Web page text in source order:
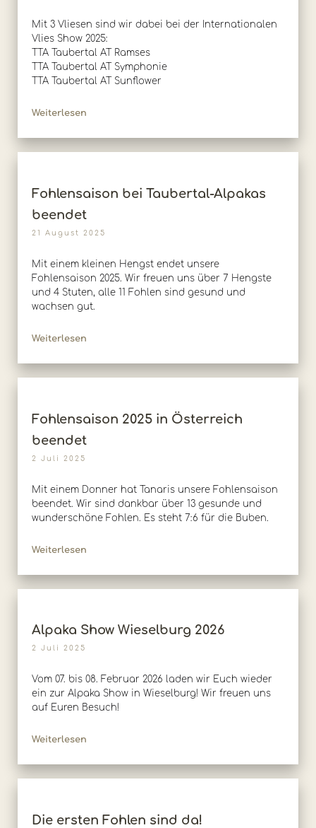
Mit 3 Vliesen sind wir dabei bei der Internationalen
Vlies Show 2025:
TTA Taubertal AT Ramses
TTA Taubertal AT Symphonie
TTA Taubertal AT Sunflower
Weiterlesen
Fohlensaison bei Taubertal-Alpakas
beendet
21 August 2025
Mit einem kleinen Hengst endet unsere
Fohlensaison 2025. Wir freuen uns über 7 Hengste
und 4 Stuten, alle 11 Fohlen sind gesund und
wachsen gut.
Weiterlesen
Fohlensaison 2025 in Österreich
beendet
2 Juli 2025
Mit einem Donner hat Tanaris unsere Fohlensaison
beendet. Wir sind dankbar über 13 gesunde und
wunderschöne Fohlen. Es steht 7:6 für die Buben.
Weiterlesen
Alpaka Show Wieselburg 2026
2 Juli 2025
Vom 07. bis 08. Februar 2026 laden wir Euch wieder
ein zur Alpaka Show in Wieselburg! Wir freuen uns
auf Euren Besuch!
Weiterlesen
Die ersten Fohlen sind da!